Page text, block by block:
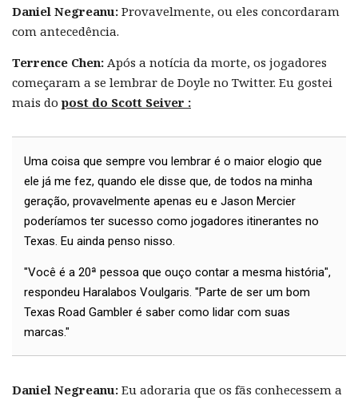
Daniel Negreanu: Provavelmente, ou eles concordaram
com antecedência.
Terrence Chen: Após a notícia da morte, os jogadores
começaram a se lembrar de Doyle no Twitter. Eu gostei
mais do post do Scott Seiver :
Uma coisa que sempre vou lembrar é o maior elogio que
ele já me fez, quando ele disse que, de todos na minha
geração, provavelmente apenas eu e Jason Mercier
poderíamos ter sucesso como jogadores itinerantes no
Texas. Eu ainda penso nisso.
"Você é a 20ª pessoa que ouço contar a mesma história",
respondeu Haralabos Voulgaris. "Parte de ser um bom
Texas Road Gambler é saber como lidar com suas
marcas."
Daniel Negreanu: Eu adoraria que os fãs conhecessem a